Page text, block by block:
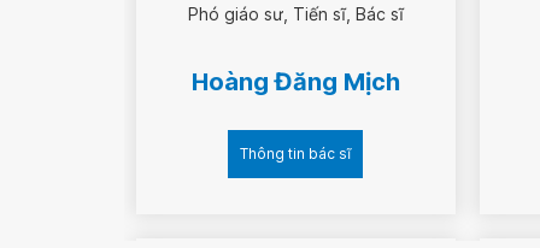
Răng hàm mặt
Phó giáo sư Tiến sĩ Bác sĩ
Hoàng Đăng Mịch
Thông tin bác sĩ